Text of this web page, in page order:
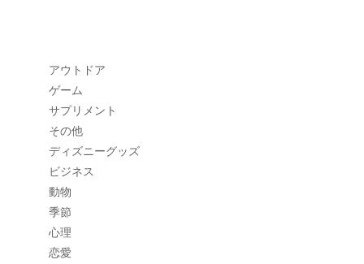
アウトドア
ゲーム
サプリメント
その他
ディズニーグッズ
ビジネス
動物
季節
心理
恋愛